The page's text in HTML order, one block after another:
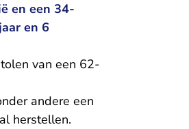
en een 34-
en 6
van een 62-
andere een
herstellen.